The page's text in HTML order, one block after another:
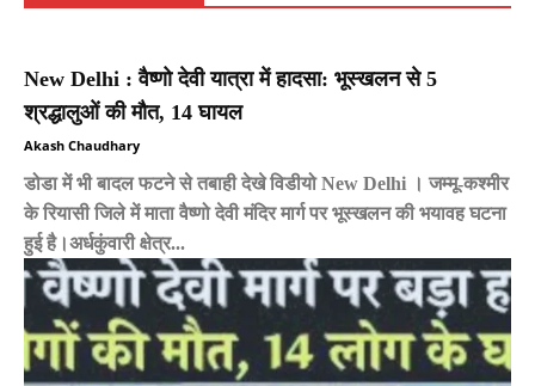
New Delhi : वैष्णो देवी यात्रा में हादसा: भूस्खलन से 5
श्रद्धालुओं की मौत, 14 घायल
Akash Chaudhary
डोडा में भी बादल फटने से तबाही देखे विडीयो New Delhi । जम्मू-कश्मीर
के रियासी जिले में माता वैष्णो देवी मंदिर मार्ग पर भूस्खलन की भयावह घटना
हुई है।अर्धकुंवारी क्षेत्र...